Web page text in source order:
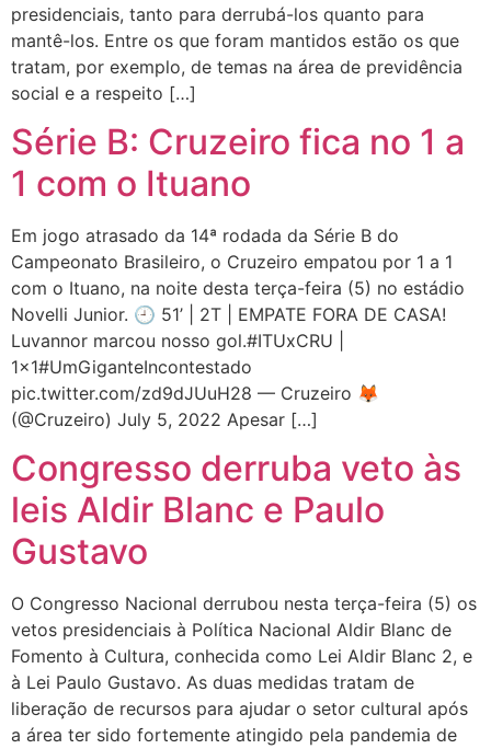
presidenciais, tanto para derrubá-los quanto para
mantê-los. Entre os que foram mantidos estão os que
tratam, por exemplo, de temas na área de previdência
social e a respeito […]
Série B: Cruzeiro fica no 1 a
1 com o Ituano
Em jogo atrasado da 14ª rodada da Série B do
Campeonato Brasileiro, o Cruzeiro empatou por 1 a 1
com o Ituano, na noite desta terça-feira (5) no estádio
Novelli Junior. 🕘 51’ | 2T | EMPATE FORA DE CASA!
Luvannor marcou nosso gol.#ITUxCRU |
1×1#UmGiganteIncontestado
pic.twitter.com/zd9dJUuH28 — Cruzeiro 🦊
(@Cruzeiro) July 5, 2022 Apesar […]
Congresso derruba veto às
leis Aldir Blanc e Paulo
Gustavo
O Congresso Nacional derrubou nesta terça-feira (5) os
vetos presidenciais à Política Nacional Aldir Blanc de
Fomento à Cultura, conhecida como Lei Aldir Blanc 2, e
à Lei Paulo Gustavo. As duas medidas tratam de
liberação de recursos para ajudar o setor cultural após
a área ter sido fortemente atingido pela pandemia de